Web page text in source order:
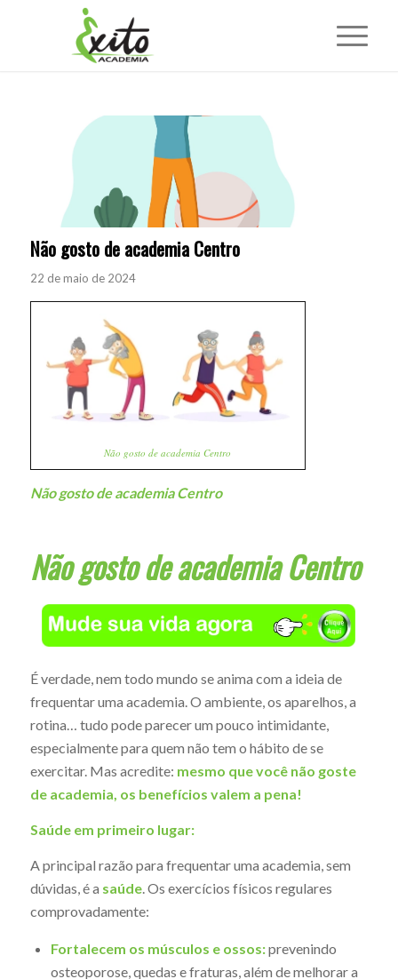
Não gosto de academia Centro
22 de maio de 2024
Não gosto de academia Centro
Não gosto de academia Centro
Não gosto de academia Centro
É verdade, nem todo mundo se anima com a ideia de
frequentar uma academia. O ambiente, os aparelhos, a
rotina… tudo pode parecer um pouco intimidante,
especialmente para quem não tem o hábito de se
exercitar. Mas acredite: mesmo que você não goste
de academia, os benefícios valem a pena!
Saúde em primeiro lugar:
A principal razão para frequentar uma academia, sem
dúvidas, é a saúde. Os exercícios físicos regulares
comprovadamente:
Fortalecem os músculos e ossos:prevenindo
osteoporose, quedas e fraturas, além de melhorar a